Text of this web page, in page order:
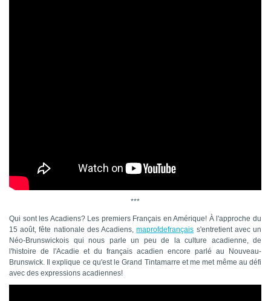
***
Qui sont les Acadiens? Les premiers Français en Amérique! À l'approche du
15 août, fête nationale des Acadiens,maprofdefrançais s'entretient avec un
Néo-Brunswickois qui nous parle un peu de la culture acadienne, de
l'histoire de l'Acadie et du français acadien encore parlé au Nouveau-
Brunswick. Il explique ce qu'est le Grand Tintamarre et me met même au défi
avec des expressions acadiennes!